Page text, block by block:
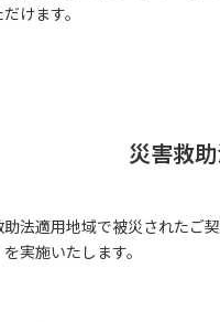
けます。
災害救
法適用地域で被災されたご
実施いたします。